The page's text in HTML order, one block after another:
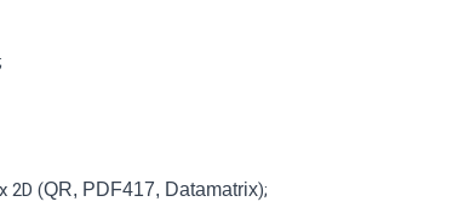
2D (QR, PDF417, Datamatrix);